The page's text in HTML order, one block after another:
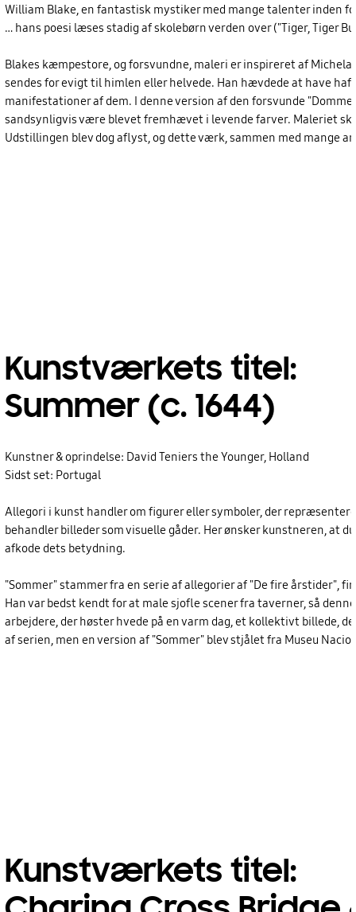
William Blake, en fantastisk mystiker med mange talenter inden
… hans poesi læses stadig af skolebørn verden over ("Tiger, Tiger
Blakes kæmpestore, og forsvundne, maleri er inspireret af
sendes for evigt til himlen eller helvede. Han hævdede at have
manifestationer af dem. I denne version af den forsvunde
sandsynligvis være blevet fremhævet i levende farver. Maleriet
Udstillingen blev dog aflyst, og dette værk, sammen med mange
Kunstværkets titel:
Summer (c. 1644)
Kunstner & oprindelse: David Teniers the Younger, Holland
Sidst set: Portugal
Allegori i kunst handler om figurer eller symboler, der
behandler billeder som visuelle gåder. Her ønsker kunstneren, at
afkode dets betydning.
"Sommer" stammer fra en serie af allegorier af "De fire årstider",
Han var bedst kendt for at male sjofle scener fra taverner, så
arbejdere, der høster hvede på en varm dag, et kollektivt billede,
af serien, men en version af "Sommer" blev stjålet fra Museu
Kunstværkets titel: